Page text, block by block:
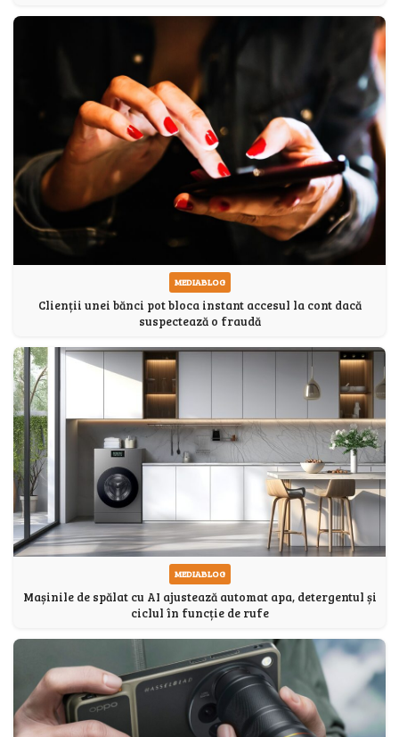
MEDIABLOG
Clienții unei bănci pot bloca instant accesul la cont dacă
suspectează o fraudă
MEDIABLOG
Mașinile de spălat cu AI ajustează automat apa, detergentul și
ciclul în funcție de rufe